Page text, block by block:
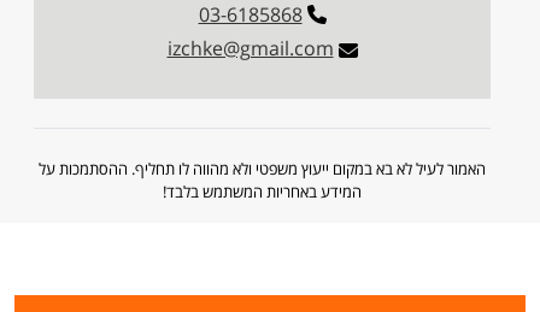
03-6185868
izchke@gmail.com
האמור לעיל לא בא במקום ייעוץ משפטי ולא מהווה לו תחליף. ההסתמכות על
המידע באחריות המשתמש בלבד!